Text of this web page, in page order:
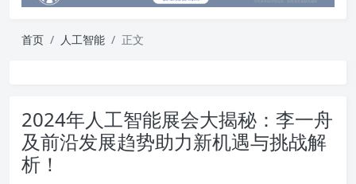
首页 人工智能 正文
2024年人工智能展会大揭秘：李一舟
及前沿发展趋势助力新机遇与挑战解
析！